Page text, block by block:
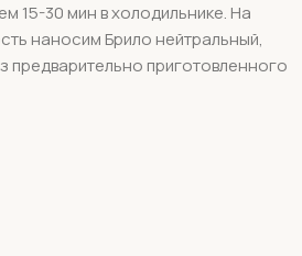
15-30 мин в холодильнике. На
наносим Брило нейтральный,
предварительно приготовленного